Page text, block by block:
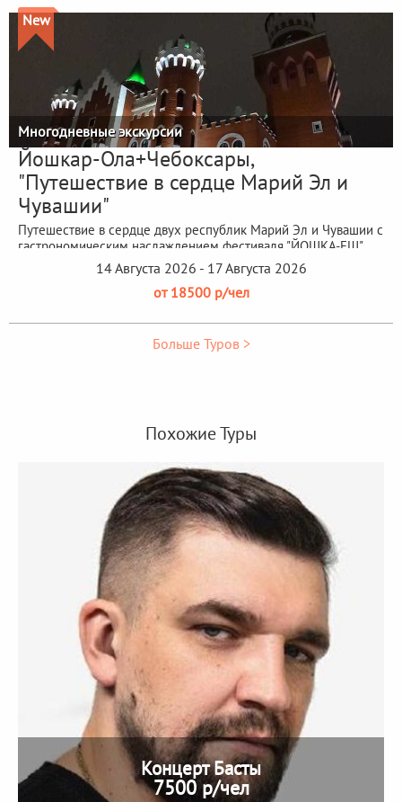
New
Многодневные экскурсии
Йошкар-Ола+Чебоксары,
"Путешествие в сердце Марий Эл и
Чувашии"
Путешествие в сердце двух республик Марий Эл и Чувашии с
гастрономическим наслаждением фестиваля "ЙОШКА-ЕШ"
14 Августа 2026 - 17 Августа 2026
от 18500 р/чел
Больше Туров >
Похожие Туры
Концерт Басты
7500 р/чел